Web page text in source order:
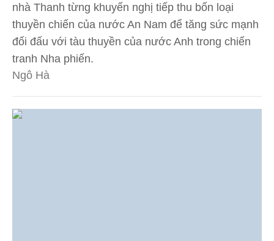
nhà Thanh từng khuyến nghị tiếp thu bốn loại
thuyền chiến của nước An Nam để tăng sức mạnh
đối đấu với tàu thuyền của nước Anh trong chiến
tranh Nha phiến.
Ngô Hà